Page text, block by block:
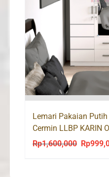
Lemari Pakaian
Cermin LLBP KARIN
Rp1,600,000
Original
Rp